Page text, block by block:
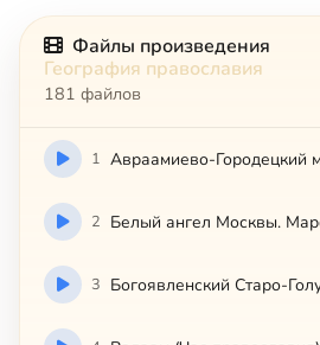
Файлы произведения
География православия
181 файлов
1
2
3